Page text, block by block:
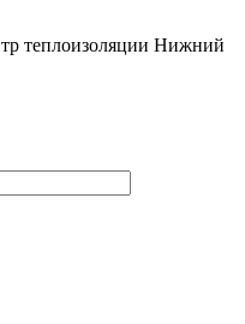
теплоизоляции Нижний